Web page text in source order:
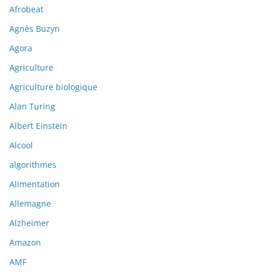
Afrobeat
Agnès Buzyn
Agora
Agriculture
Agriculture biologique
Alan Turing
Albert Einstein
Alcool
algorithmes
Alimentation
Allemagne
Alzheimer
Amazon
AMF